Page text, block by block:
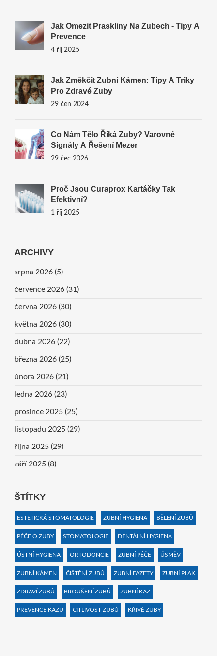
Jak Omezit Praskliny Na Zubech - Tipy A
Prevence
4 říj 2025
Jak Změkčit Zubní Kámen: Tipy A Triky
Pro Zdravé Zuby
29 čen 2024
Co Nám Tělo Říká Zuby? Varovné
Signály A Řešení Mezer
29 čec 2026
Proč Jsou Curaprox Kartáčky Tak
Efektivní?
1 říj 2025
ARCHIVY
srpna 2026 (5)
července 2026 (31)
června 2026 (30)
května 2026 (30)
dubna 2026 (22)
března 2026 (25)
února 2026 (21)
ledna 2026 (23)
prosince 2025 (25)
listopadu 2025 (29)
října 2025 (29)
září 2025 (8)
ŠTÍTKY
ESTETICKÁ STOMATOLOGIE ZUBNÍ HYGIENA BĚLENÍ ZUBŮ
PÉČE O ZUBY STOMATOLOGIE DENTÁLNÍ HYGIENA
ÚSTNÍ HYGIENA ORTODONCIE ZUBNÍ PÉČE ÚSMĚV
ZUBNÍ KÁMEN ČIŠTĚNÍ ZUBŮ ZUBNÍ FAZETY ZUBNÍ PLAK
ZDRAVÍ ZUBŮ BROUŠENÍ ZUBŮ ZUBNÍ KAZ
PREVENCE KAZU CITLIVOST ZUBŮ KŘIVÉ ZUBY